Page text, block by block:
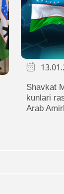
Shavkat
kunlari
Arab